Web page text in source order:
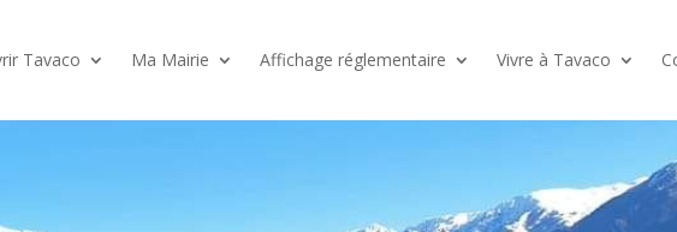
Tavaco Ma Mairie Affichage réglementaire Vivre à Tavaco